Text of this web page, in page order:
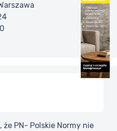
PN- Polskie Normy nie